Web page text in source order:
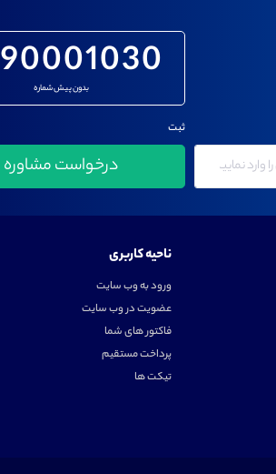
90001030
بدون پیش شماره
ثبت
ناحیه کاربری
ورود به وب سایت
عضویت در وب سایت
فاکتور های شما
پرداخت مستقیم
تیکت ها